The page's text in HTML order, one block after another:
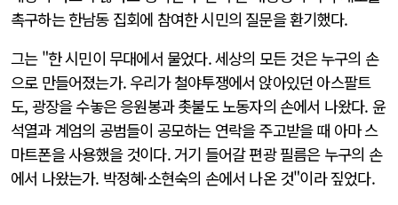
촉구하는 한남동 집회에 참여한 시민의 질문을 환기했다.
그는 "한 시민이 무대에서 물었다. 세상의 모든 것은 누구의 손
으로 만들어졌는가. 우리가 철야투쟁에서 앉아있던 아스팔트
도, 광장을 수놓은 응원봉과 촛불도 노동자의 손에서 나왔다. 윤
석열과 계엄의 공범들이 공모하는 연락을 주고받을 때 아마 스
마트폰을 사용했을 것이다. 거기 들어갈 편광 필름은 누구의 손
에서 나왔는가. 박정혜·소현숙의 손에서 나온 것"이라 짚었다.